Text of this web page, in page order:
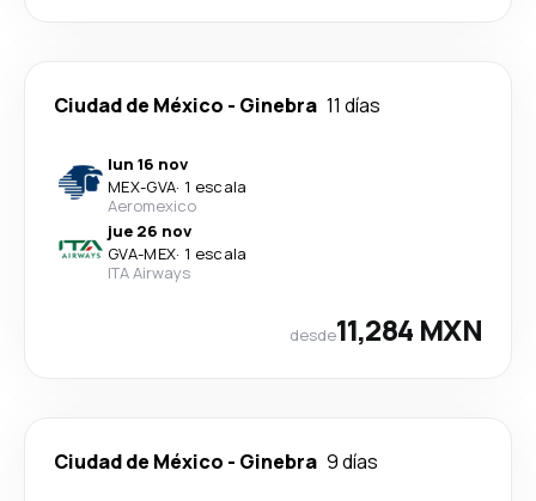
Ciudad de México - Ginebra 11 días
lun 16 nov
MEX-GVA· 1 escala
Aeromexico
jue 26 nov
GVA-MEX· 1 escala
ITA Airways
desde11,284 MXN
Ciudad de México - Ginebra 9 días